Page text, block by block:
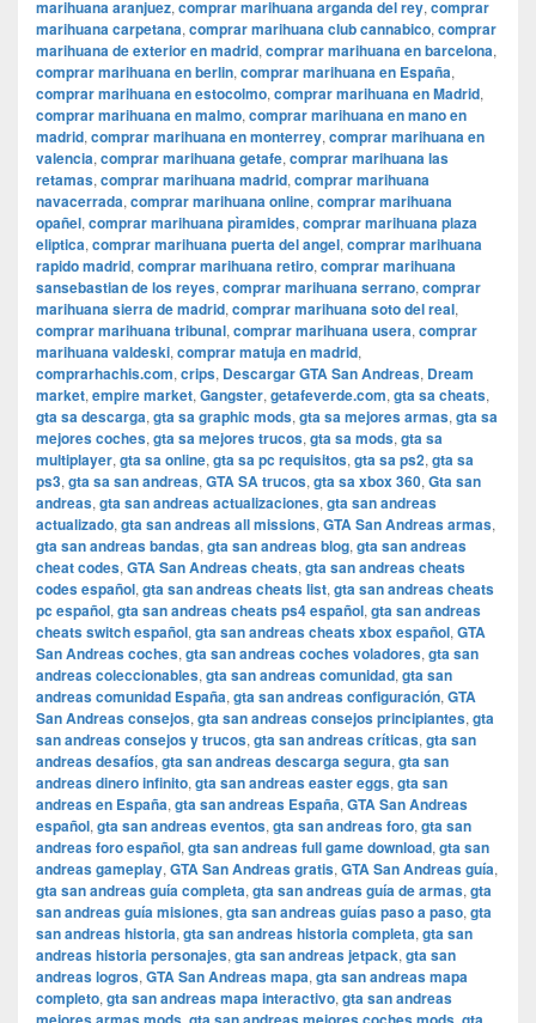
marihuana aranjuez, comprar marihuana arganda del rey, comprar
marihuana carpetana, comprar marihuana club cannabico, comprar
marihuana de exterior en madrid, comprar marihuana en barcelona,
comprar marihuana en berlin, comprar marihuana en España,
comprar marihuana en estocolmo, comprar marihuana en Madrid,
comprar marihuana en malmo, comprar marihuana en mano en
madrid, comprar marihuana en monterrey, comprar marihuana en
valencia, comprar marihuana getafe, comprar marihuana las
retamas, comprar marihuana madrid, comprar marihuana
navacerrada, comprar marihuana online, comprar marihuana
opañel, comprar marihuana pìramides, comprar marihuana plaza
eliptica, comprar marihuana puerta del angel, comprar marihuana
rapido madrid, comprar marihuana retiro, comprar marihuana
sansebastian de los reyes, comprar marihuana serrano, comprar
marihuana sierra de madrid, comprar marihuana soto del real,
comprar marihuana tribunal, comprar marihuana usera, comprar
marihuana valdeski, comprar matuja en madrid,
comprarhachis.com, crips, Descargar GTA San Andreas, Dream
market, empire market, Gangster, getafeverde.com, gta sa cheats,
gta sa descarga, gta sa graphic mods, gta sa mejores armas, gta sa
mejores coches, gta sa mejores trucos, gta sa mods, gta sa
multiplayer, gta sa online, gta sa pc requisitos, gta sa ps2, gta sa
ps3, gta sa san andreas, GTA SA trucos, gta sa xbox 360, Gta san
andreas, gta san andreas actualizaciones, gta san andreas
actualizado, gta san andreas all missions, GTA San Andreas armas,
gta san andreas bandas, gta san andreas blog, gta san andreas
cheat codes, GTA San Andreas cheats, gta san andreas cheats
codes español, gta san andreas cheats list, gta san andreas cheats
pc español, gta san andreas cheats ps4 español, gta san andreas
cheats switch español, gta san andreas cheats xbox español, GTA
San Andreas coches, gta san andreas coches voladores, gta san
andreas coleccionables, gta san andreas comunidad, gta san
andreas comunidad España, gta san andreas configuración, GTA
San Andreas consejos, gta san andreas consejos principiantes, gta
san andreas consejos y trucos, gta san andreas críticas, gta san
andreas desafíos, gta san andreas descarga segura, gta san
andreas dinero infinito, gta san andreas easter eggs, gta san
andreas en España, gta san andreas España, GTA San Andreas
español, gta san andreas eventos, gta san andreas foro, gta san
andreas foro español, gta san andreas full game download, gta san
andreas gameplay, GTA San Andreas gratis, GTA San Andreas guía,
gta san andreas guía completa, gta san andreas guía de armas, gta
san andreas guía misiones, gta san andreas guías paso a paso, gta
san andreas historia, gta san andreas historia completa, gta san
andreas historia personajes, gta san andreas jetpack, gta san
andreas logros, GTA San Andreas mapa, gta san andreas mapa
completo, gta san andreas mapa interactivo, gta san andreas